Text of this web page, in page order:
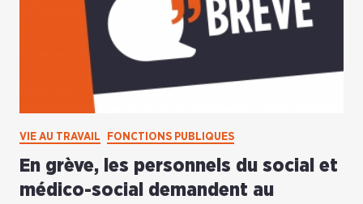
VIE AU TRAVAIL FONCTIONS PUBLIQUES
En grève, les personnels du social et
médico-social demandent au